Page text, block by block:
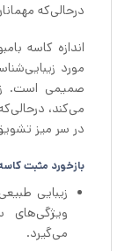
درحالی‌که
مورد
صمیمی است.
می‌کند،
در سر میز
بازخورد مثبت
زیبایی
ویژگی‌های
می‌گیرد.